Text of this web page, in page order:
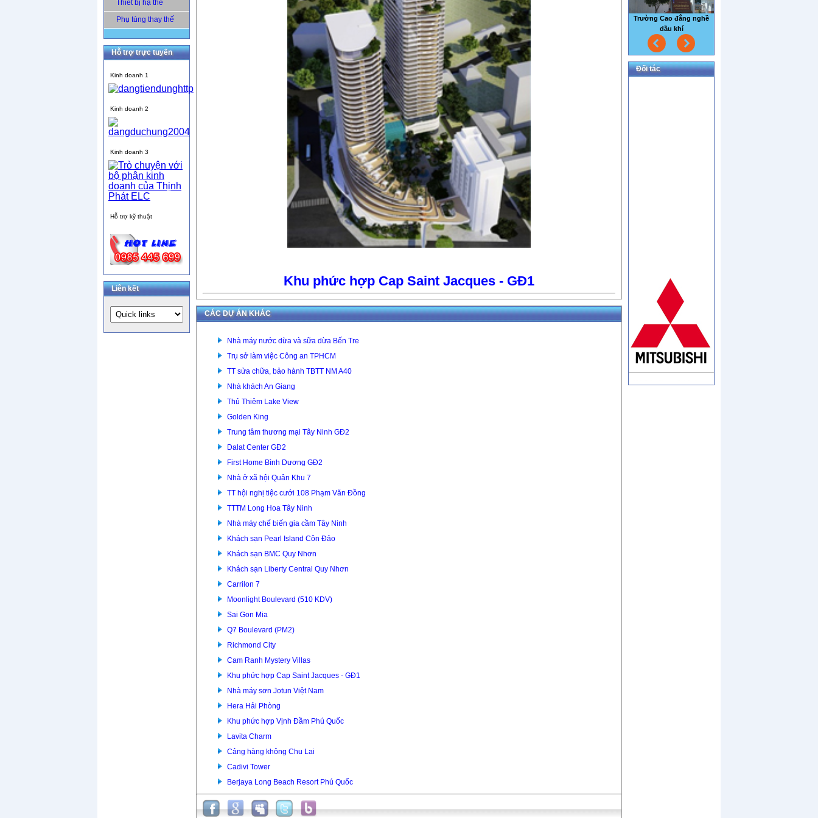
Thiết bị hạ thế
Phụ tùng thay thế
Hỗ trợ trực tuyến
Kinh doanh 1
Kinh doanh 2
Kinh doanh 3
Hỗ trợ kỹ thuật
Liên kết Khu phức hợp Cap Saint Jacques - GĐ1
CÁC DỰ ÁN KHÁC
Nhà máy nước dừa và sữa dừa Bến Tre
Trụ sở làm việc Công an TPHCM
TT sửa chữa, bảo hành TBTT NM A40
Nhà khách An Giang
Thủ Thiêm Lake View
Golden King
Trung tâm thương mại Tây Ninh GĐ2
Dalat Center GĐ2
First Home Bình Dương GĐ2
Nhà ở xã hội Quân Khu 7
TT hội nghị tiệc cưới 108 Phạm Văn Đồng
TTTM Long Hoa Tây Ninh
Nhà máy chế biến gia cầm Tây Ninh
Khách sạn Pearl Island Côn Đảo
Khách sạn BMC Quy Nhơn
Khách sạn Liberty Central Quy Nhơn
Carrilon 7
Moonlight Boulevard (510 KDV)
Sai Gon Mia
Q7 Boulevard (PM2)
Richmond City
Cam Ranh Mystery Villas
Khu phức hợp Cap Saint Jacques - GĐ1
Nhà máy sơn Jotun Việt Nam
Hera Hải Phòng
Khu phức hợp Vịnh Đầm Phú Quốc
Lavita Charm
Cảng hàng không Chu Lai
Cadivi Tower
Berjaya Long Beach Resort Phú Quốc
Nhà máy thủy sản Sao Mai